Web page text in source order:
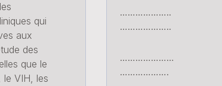
qui
aux
des
que le
le VIH, les
………………..
………………..
…………………
……………….